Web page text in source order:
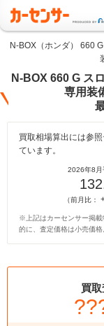
N-BOX（ホンダ） 660
N-BOX 660 G ス
専用装
買取相場算出には参
ています。
2026年8月
（前月比：
※上記はカーセンサー掲載
的に、査定価格は小売価格
買